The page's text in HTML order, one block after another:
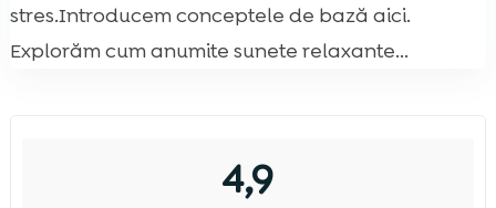
stres.Introducem conceptele de bază aici.
Explorăm cum anumite sunete relaxante...
4,9